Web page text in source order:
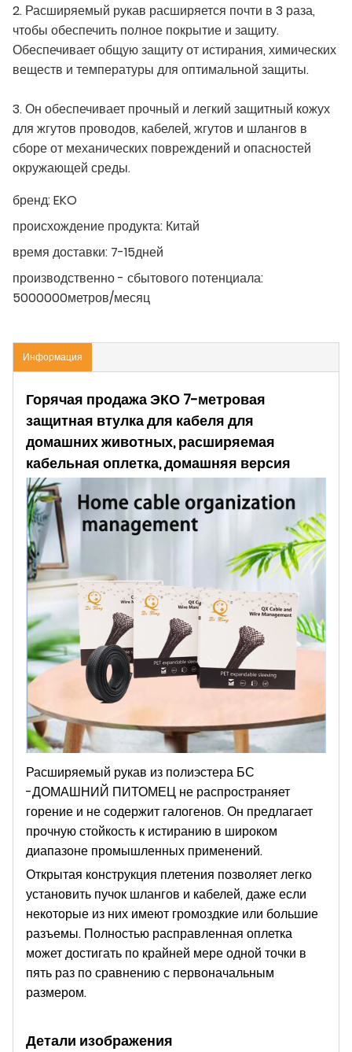
2. Расширяемый рукав расширяется почти в 3 раза,
чтобы обеспечить полное покрытие и защиту.
Обеспечивает общую защиту от истирания, химических
веществ и температуры для оптимальной защиты.
3. Он обеспечивает прочный и легкий защитный кожух
для жгутов проводов, кабелей, жгутов и шлангов в
сборе от механических повреждений и опасностей
окружающей среды.
бренд:EKO
происхождение продукта: Китай
время доставки: 7-15дней
производственно - сбытового потенциала:
5000000метров/месяц
Информация
Горячая продажа ЭКО 7-метровая
защитная втулка для кабеля для
домашних животных, расширяемая
кабельная оплетка, домашняя версия
Расширяемый рукав из полиэстера БС
-ДОМАШНИЙ ПИТОМЕЦ не распространяет
горение и не содержит галогенов. Он предлагает
прочную стойкость к истиранию в широком
диапазоне промышленных применений.
Открытая конструкция плетения позволяет легко
установить пучок шлангов и кабелей, даже если
некоторые из них имеют громоздкие или большие
разъемы. Полностью расправленная оплетка
может достигать по крайней мере одной точки в
пять раз по сравнению с первоначальным
размером.
Детали изображения